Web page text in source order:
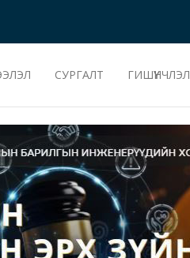
СУРГАЛТ ГИШҮҮНЧЛЭЛ